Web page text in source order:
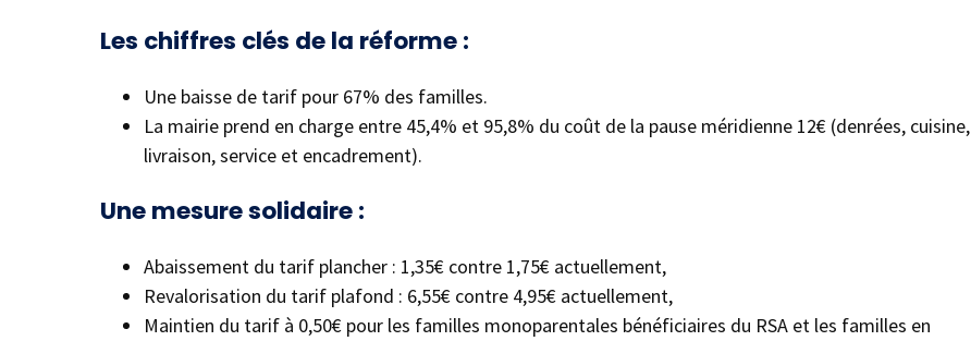
Les chiffres clés de la réforme :
Une baisse de tarif pour 67% des familles.
La mairie prend en charge entre 45,4% et 95,8% du coût de la pause méridienne 12€ (denrées, cuisine,
livraison, service et encadrement).
Une mesure solidaire :
Abaissement du tarif plancher : 1,35€ contre 1,75€ actuellement,
Revalorisation du tarif plafond : 6,55€ contre 4,95€ actuellement,
Maintien du tarif à 0,50€ pour les familles monoparentales bénéficiaires du RSA et les familles en